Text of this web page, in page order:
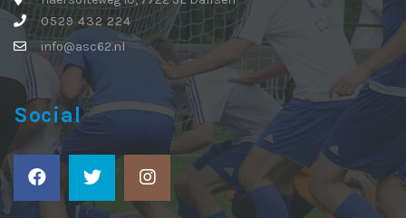
0529 432 224
info@asc62.nl
Social